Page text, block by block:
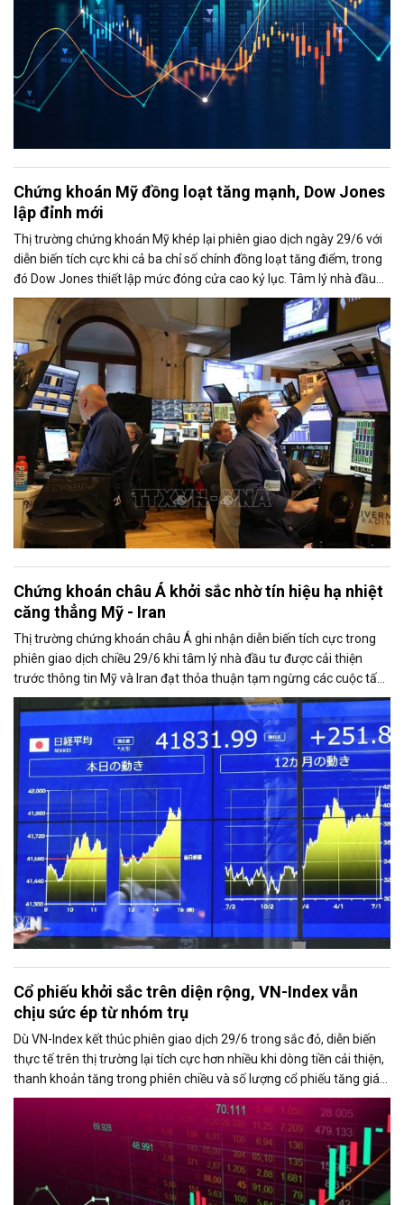
Chứng khoán Mỹ đồng loạt tăng mạnh, Dow Jones
lập đỉnh mới
Thị trường chứng khoán Mỹ khép lại phiên giao dịch ngày 29/6 với
diễn biến tích cực khi cả ba chỉ số chính đồng loạt tăng điểm, trong
đó Dow Jones thiết lập mức đóng cửa cao kỷ lục. Tâm lý nhà đầu
tư được cải thiện nhờ căng thẳng giữa Mỹ và Iran có dấu hiệu hạ
nhiệt, trong khi nhóm cổ phiếu công nghệ lấy lại đà tăng trước thềm
mùa công bố kết quả kinh doanh quý II.
Chứng khoán châu Á khởi sắc nhờ tín hiệu hạ nhiệt
căng thẳng Mỹ - Iran
Thị trường chứng khoán châu Á ghi nhận diễn biến tích cực trong
phiên giao dịch chiều 29/6 khi tâm lý nhà đầu tư được cải thiện
trước thông tin Mỹ và Iran đạt thỏa thuận tạm ngừng các cuộc tấn
công đáp trả lẫn nhau, mở ra triển vọng nối lại đối thoại.
Cổ phiếu khởi sắc trên diện rộng, VN-Index vẫn
chịu sức ép từ nhóm trụ
Dù VN-Index kết thúc phiên giao dịch 29/6 trong sắc đỏ, diễn biến
thực tế trên thị trường lại tích cực hơn nhiều khi dòng tiền cải thiện,
thanh khoản tăng trong phiên chiều và số lượng cổ phiếu tăng giá
chiếm ưu thế. Áp lực giảm điểm của chỉ số chủ yếu đến từ nhóm cổ
phiếu vốn hóa lớn, đặc biệt là VIC và VHM.